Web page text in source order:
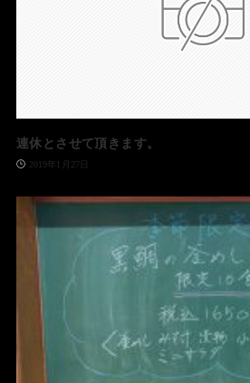
連休とさせて頂きます。
2019年1月27日